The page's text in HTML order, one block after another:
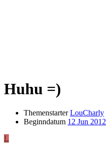
Huhu =)
Themenstarter LouCharly
Beginndatum 12 Jun 2012
L